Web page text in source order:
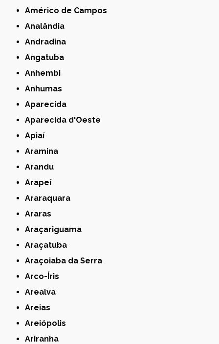
Américo de Campos
Analândia
Andradina
Angatuba
Anhembi
Anhumas
Aparecida
Aparecida d'Oeste
Apiaí
Aramina
Arandu
Arapeí
Araraquara
Araras
Araçariguama
Araçatuba
Araçoiaba da Serra
Arco-Íris
Arealva
Areias
Areiópolis
Ariranha